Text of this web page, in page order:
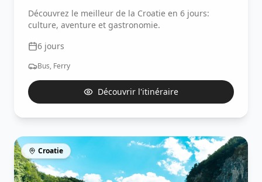
Découvrez le meilleur de la Croatie en 6 jours:
culture, aventure et gastronomie.
6 jours
Bus, Ferry
Découvrir l'itinéraire
Croatie